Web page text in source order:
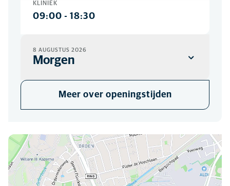
KLINIEK
09:00 - 18:30
8 AUGUSTUS 2026
Morgen
GeslotenMeer over openingstijden
U kunt ons hier vinden